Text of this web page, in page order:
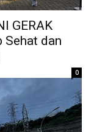
GERAK
Sehat dan
0